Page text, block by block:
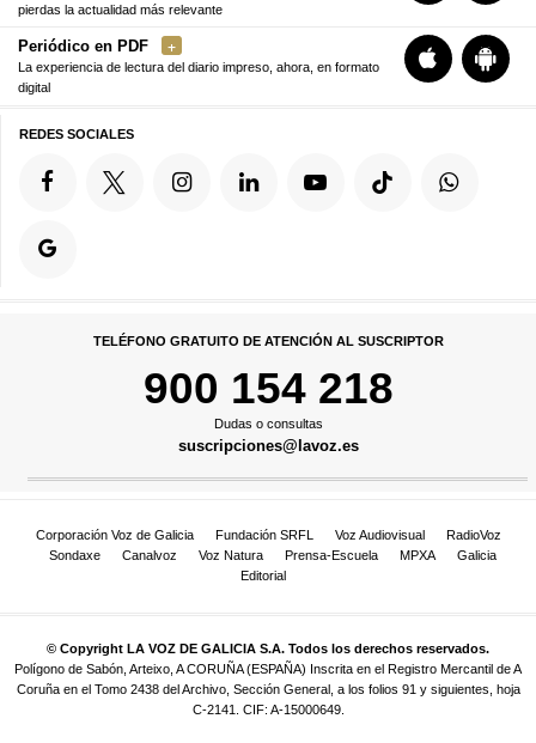
pierdas la actualidad más relevante
Periódico en PDF
La experiencia de lectura del diario impreso, ahora, en formato
digital
REDES SOCIALES
TELÉFONO GRATUITO DE ATENCIÓN AL SUSCRIPTOR
900 154 218
Dudas o consultas
suscripciones@lavoz.es
Corporación Voz de Galicia Fundación SRFL Voz Audiovisual
RadioVoz
Sondaxe
Canalvoz Voz Natura Prensa-Escuela MPXA
Galicia
Editorial
© Copyright LA VOZ DE GALICIA S.A. Todos los derechos reservados.
Polígono de Sabón, Arteixo, A CORUÑA (ESPAÑA) Inscrita en el Registro Mercantil de A
Coruña en el Tomo 2438 del Archivo, Sección General, a los folios 91 y siguientes, hoja
C-2141. CIF: A-15000649.